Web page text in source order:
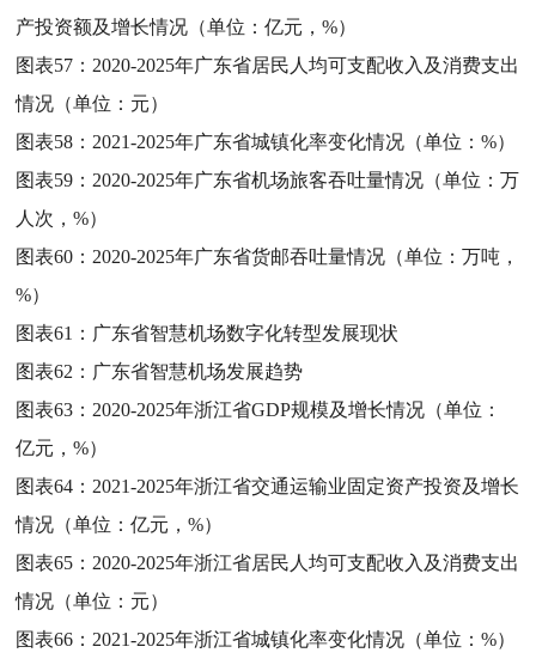
产投资额及增长情况（单位：亿元，%）
图表57： 2020-2025年广东省居民人均可支配收入及消费支出
情况（单位：元）
图表58： 2021-2025年广东省城镇化率变化情况（单位：%）
图表59： 2020-2025年广东省机场旅客吞吐量情况（单位：万
人次，%）
图表60： 2020-2025年广东省货邮吞吐量情况（单位：万吨，
%）
图表61： 广东省智慧机场数字化转型发展现状
图表62： 广东省智慧机场发展趋势
图表63： 2020-2025年浙江省GDP规模及增长情况（单位：
亿元，%）
图表64： 2021-2025年浙江省交通运输业固定资产投资及增长
情况（单位：亿元，%）
图表65： 2020-2025年浙江省居民人均可支配收入及消费支出
情况（单位：元）
图表66： 2021-2025年浙江省城镇化率变化情况（单位：%）